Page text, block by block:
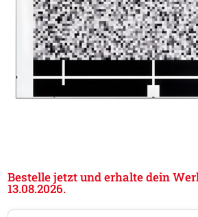
Bestelle jetzt und erhalte dein
13.08.2026.